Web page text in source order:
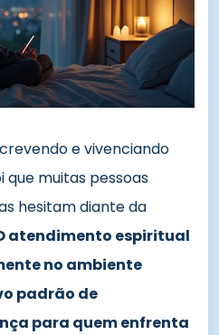
e vivenciando
muitas pessoas
hesitam diante da
atendimento espiritual
no ambiente
padrão de
para quem enfrenta